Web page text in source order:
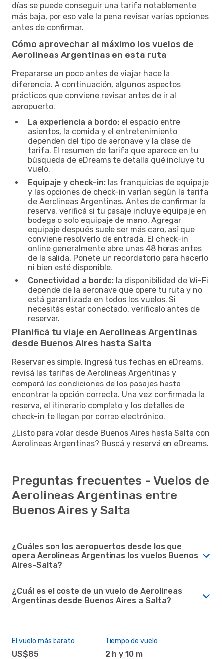
días se puede conseguir una tarifa notablemente
más baja, por eso vale la pena revisar varias opciones
antes de confirmar.
Cómo aprovechar al máximo los vuelos de
Aerolineas Argentinas en esta ruta
Prepararse un poco antes de viajar hace la
diferencia. A continuación, algunos aspectos
prácticos que conviene revisar antes de ir al
aeropuerto.
La experiencia a bordo: el espacio entre
asientos, la comida y el entretenimiento
dependen del tipo de aeronave y la clase de
tarifa. El resumen de tarifa que aparece en tu
búsqueda de eDreams te detalla qué incluye tu
vuelo.
Equipaje y check-in: las franquicias de equipaje
y las opciones de check-in varían según la tarifa
de Aerolineas Argentinas. Antes de confirmar la
reserva, verificá si tu pasaje incluye equipaje en
bodega o solo equipaje de mano. Agregar
equipaje después suele ser más caro, así que
conviene resolverlo de entrada. El check-in
online generalmente abre unas 48 horas antes
de la salida. Ponete un recordatorio para hacerlo
ni bien esté disponible.
Conectividad a bordo: la disponibilidad de Wi-Fi
depende de la aeronave que opere tu ruta y no
está garantizada en todos los vuelos. Si
necesitás estar conectado, verificalo antes de
reservar.
Planificá tu viaje en Aerolineas Argentinas
desde Buenos Aires hasta Salta
Reservar es simple. Ingresá tus fechas en eDreams,
revisá las tarifas de Aerolineas Argentinas y
compará las condiciones de los pasajes hasta
encontrar la opción correcta. Una vez confirmada la
reserva, el itinerario completo y los detalles de
check-in te llegan por correo electrónico.
¿Listo para volar desde Buenos Aires hasta Salta con
Aerolineas Argentinas? Buscá y reservá en eDreams.
Preguntas frecuentes - Vuelos de
Aerolineas Argentinas entre
Buenos Aires y Salta
¿Cuáles son los aeropuertos desde los que
opera Aerolineas Argentinas los vuelos Buenos
Aires-Salta?
¿Cuál es el coste de un vuelo de Aerolineas
Argentinas desde Buenos Aires a Salta?
El vuelo más barato
US$85
Tiempo de vuelo
2 h y 10 m